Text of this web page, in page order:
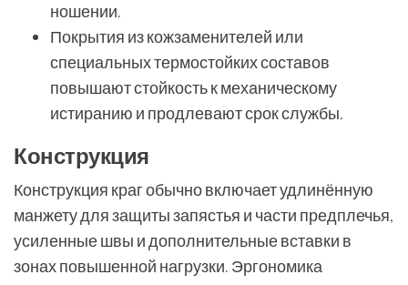
ношении.
Покрытия из кожзаменителей или
специальных термостойких составов
повышают стойкость к механическому
истиранию и продлевают срок службы.
Конструкция
Конструкция краг обычно включает удлинённую
манжету для защиты запястья и части предплечья,
усиленные швы и дополнительные вставки в
зонах повышенной нагрузки. Эргономика